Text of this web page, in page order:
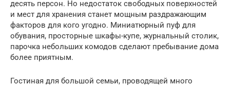
десять персон. Но недостаток свободных поверхностей
и мест для хранения станет мощным раздражающим
факторов для кого угодно. Миниатюрный пуф для
обувания, просторные шкафы-купе, журнальный столик,
парочка небольших комодов сделают пребывание дома
более приятным.
Гостиная для большой семьи, проводящей много